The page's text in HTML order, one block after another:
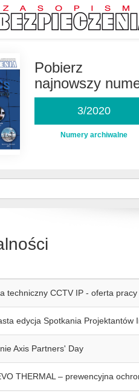
Pobierz
najnowszy
3/2020
Numery archiwalne
techniczny CCTV IP - oferta pracy
edycja Spotkania Projektantów
Axis Partners' Day
THERMAL – prewencyjna